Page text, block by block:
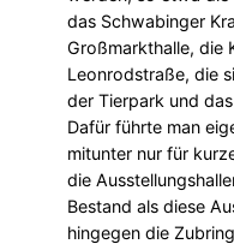
das Schwabinger
Großmarkthalle, die
Leonrodstraße, die
der Tierpark und
Dafür führte man
mitunter nur für
die
Bestand als diese
hingegen die